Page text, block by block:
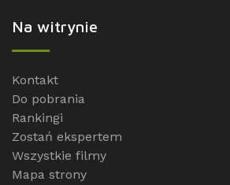
Na witrynie
Kontakt
Do pobrania
Rankingi
Zostań ekspertem
Wszystkie filmy
Mapa strony